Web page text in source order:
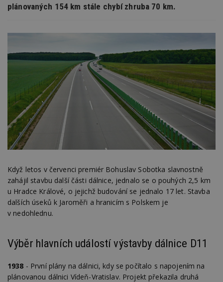
plánovaných 154 km stále chybí zhruba 70 km.
Když letos v červenci premiér Bohuslav Sobotka slavnostně
zahájil stavbu další části dálnice, jednalo se o pouhých 2,5 km
u Hradce Králové, o jejichž budování se jednalo 17 let. Stavba
dalších úseků k Jaroměři a hranicím s Polskem je
v nedohlednu.
Výběr hlavních událostí výstavby dálnice D11
1938 - První plány na dálnici, kdy se počítalo s napojením na
plánovanou dálnici Vídeň-Vratislav. Projekt překazila druhá